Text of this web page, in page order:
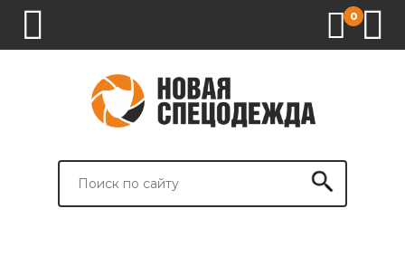
0
СПЕЦОДЕЖДА
СПЕЦОБУВЬ
СРЕДСТВА
ВСПОМОГАТЕЛЬНЫЕ
БРЕНДИРОВАНИЕ